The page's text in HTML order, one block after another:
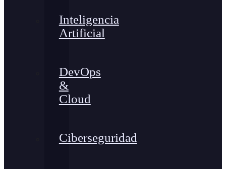
Inteligencia
Artificial
DevOps
&
Cloud
Ciberseguridad